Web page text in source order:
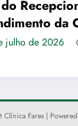
Clínica Fares
Clínica Fares
Fares |